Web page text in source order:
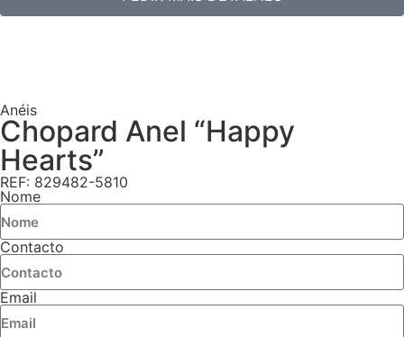
Anéis
Chopard Anel “Happy
Hearts”
REF: 829482-5810
Nome
Contacto
Email